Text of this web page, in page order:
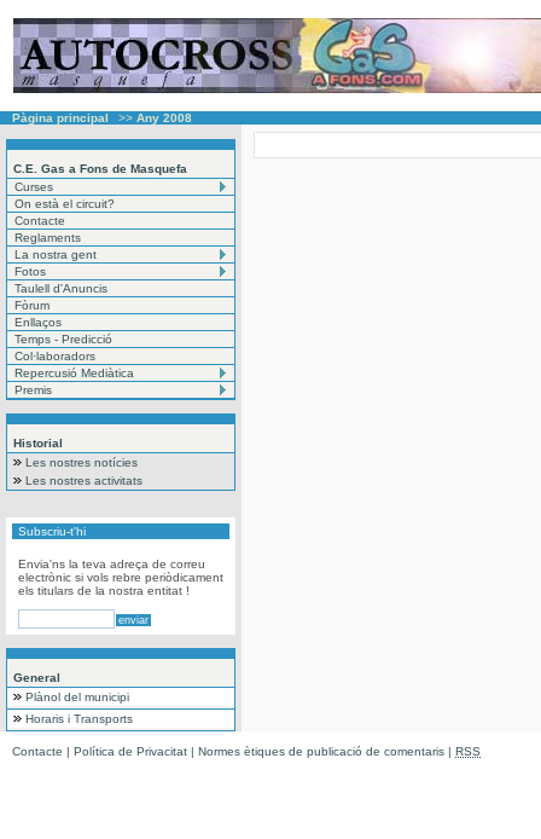
Pàgina principal >> Any 2008
C.E. Gas a Fons de Masquefa
Curses
On està el circuit?
Contacte
Reglaments
La nostra gent
Fotos
Taulell d'Anuncis
Fòrum
Enllaços
Temps - Predicció
Col·laboradors
Repercusió Mediàtica
Premis
Historial
Les nostres notícies
Les nostres activitats
Subscriu-t'hi
Envia'ns la teva adreça de correu
electrònic si vols rebre periòdicament
els titulars de la nostra entitat !
General
Plànol del municipi
Horaris i Transports
Contacte | Política de Privacitat | Normes ètiques de publicació de comentaris | RSS